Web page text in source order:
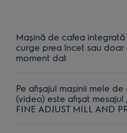
Mașină de cafea
curge prea încet sau doar
moment dat
Pe afișajul mașinii mele
(video) este afișat mesajul
FINE ADJUST MILL AND